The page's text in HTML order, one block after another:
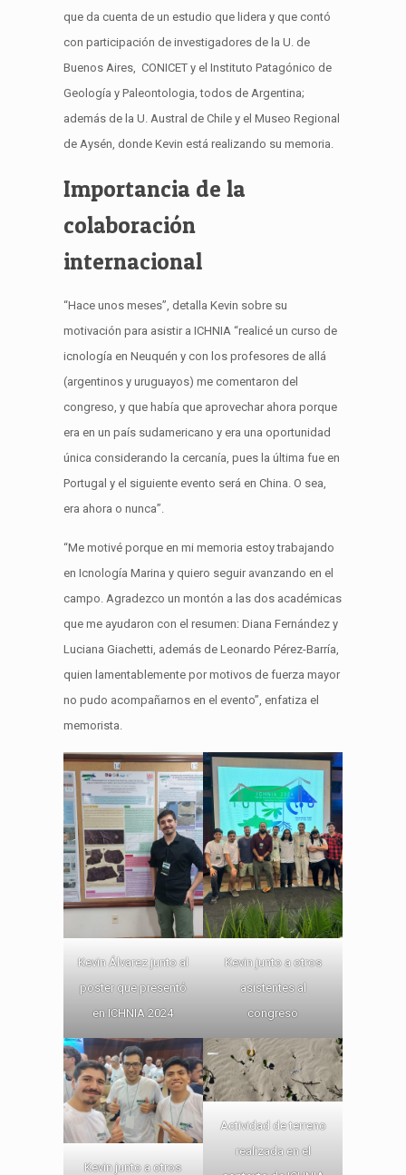
que da cuenta de un estudio que lidera y que contó
con participación de investigadores de la U. de
Buenos Aires, CONICET y el Instituto Patagónico de
Geología y Paleontologia, todos de Argentina;
además de la U. Austral de Chile y el Museo Regional
de Aysén, donde Kevin está realizando su memoria.
Importancia de la
colaboración
internacional
“Hace unos meses”, detalla Kevin sobre su
motivación para asistir a ICHNIA “realicé un curso de
icnología en Neuquén y con los profesores de allá
(argentinos y uruguayos) me comentaron del
congreso, y que había que aprovechar ahora porque
era en un país sudamericano y era una oportunidad
única considerando la cercanía, pues la última fue en
Portugal y el siguiente evento será en China. O sea,
era ahora o nunca”.
“Me motivé porque en mi memoria estoy trabajando
en Icnología Marina y quiero seguir avanzando en el
campo. Agradezco un montón a las dos académicas
que me ayudaron con el resumen: Diana Fernández y
Luciana Giachetti, además de Leonardo Pérez-Barría,
quien lamentablemente por motivos de fuerza mayor
no pudo acompañarnos en el evento”, enfatiza el
memorista.
Kevin Álvarez junto al
poster que presentó
en ICHNIA 2024
Kevin junto a otros
asistentes al
congreso
Kevin junto a otros
Actividad de terreno
realizada en el